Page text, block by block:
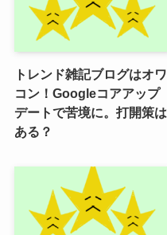
トレンド雑記ブログはオワ
コン！Googleコアアップ
デートで苦境に。打開策は
ある？